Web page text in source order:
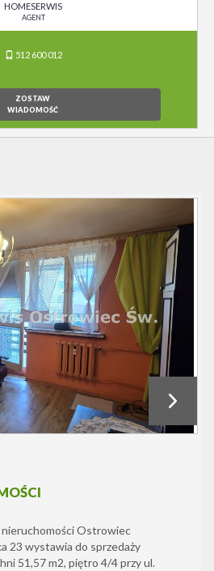
HOMESERWIS
AGENT
512 600 012
ZOSTAW
WIADOMOŚĆ
Ostrowiec
23 wystawia do sprzedaży
51,57 m2, piętro 4/4 przy ul.